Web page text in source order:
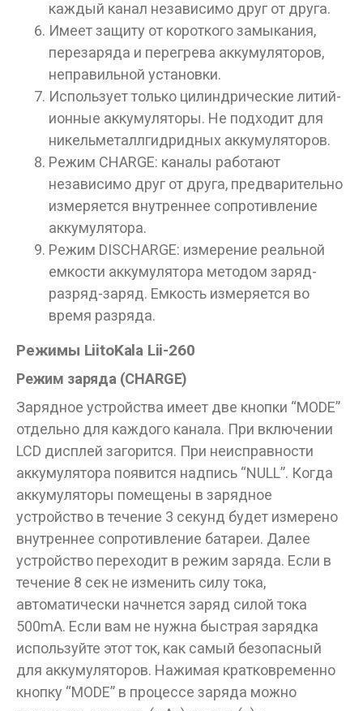
каждый канал независимо друг от друга.
Имеет защиту от короткого замыкания,
перезаряда и перегрева аккумуляторов,
неправильной установки.
Использует только цилиндрические литий-
ионные аккумуляторы. Не подходит для
никельметаллгидридных аккумуляторов.
Режим CHARGE: каналы работают
независимо друг от друга, предварительно
измеряется внутреннее сопротивление
аккумулятора.
Режим DISCHARGE: измерение реальной
емкости аккумулятора методом заряд-
разряд-заряд. Емкость измеряется во
время разряда.
Режимы LiitoKala Lii-260
Режим заряда (CHARGE)
Зарядное устройства имеет две кнопки “MODE”
отдельно для каждого канала. При включении
LCD дисплей загорится. При неисправности
аккумулятора появится надпись “NULL”. Когда
аккумуляторы помещены в зарядное
устройство в течение 3 секунд будет измерено
внутреннее сопротивление батареи. Далее
устройство переходит в режим заряда. Если в
течение 8 сек не изменить силу тока,
автоматически начнется заряд силой тока
500mA. Если вам не нужна быстрая зарядка
используйте этот ток, как самый безопасный
для аккумуляторов. Нажимая кратковременно
кнопку “MODE” в процессе заряда можно
Данные товары продаются лицам,
достигшим 18 лет!
Вам исполнилось 18 лет?
ДА